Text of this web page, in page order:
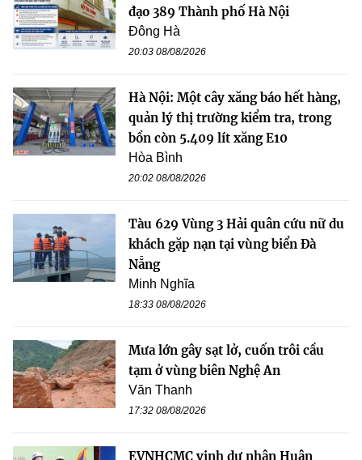
đạo 389 Thành phố Hà Nội
Đông Hà
20:03 08/08/2026
Hà Nội: Một cây xăng báo hết hàng,
quản lý thị trường kiểm tra, trong
bồn còn 5.409 lít xăng E10
Hòa Bình
20:02 08/08/2026
Tàu 629 Vùng 3 Hải quân cứu nữ du
khách gặp nạn tại vùng biển Đà
Nẵng
Minh Nghĩa
18:33 08/08/2026
Mưa lớn gây sạt lở, cuốn trôi cầu
tạm ở vùng biên Nghệ An
Văn Thanh
17:32 08/08/2026
EVNHCMC vinh dự nhận Huân